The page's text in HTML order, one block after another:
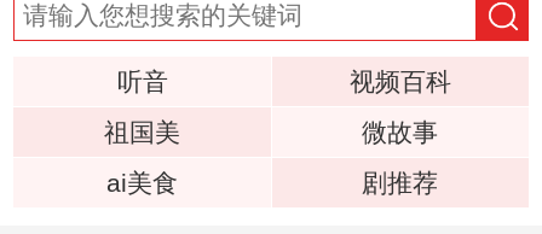
听音
视频百科
祖国美
微故事
ai美食
剧推荐